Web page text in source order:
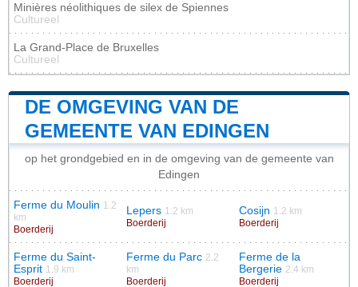
Minières néolithiques de silex de Spiennes
Cultureel
La Grand-Place de Bruxelles
Cultureel
DE OMGEVING VAN DE
GEMEENTE VAN EDINGEN
op het grondgebied en in de omgeving van de gemeente van
Edingen
Ferme du Moulin 1.2
km
Boerderij
Lepers 1.2 km
Boerderij
Cosijn 1.2 km
Boerderij
Ferme du Saint-
Esprit 1.9 km
Boerderij
Ferme du Parc 2.2
km
Boerderij
Ferme de la
Bergerie 2.4 km
Boerderij